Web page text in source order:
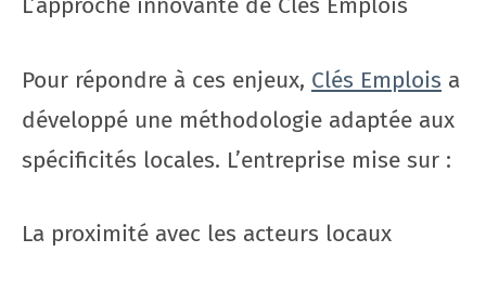
Pour répondre à ces enjeux, Clés Emplois a
développé une méthodologie adaptée aux
spécificités locales. L’entreprise mise sur :
La proximité avec les acteurs locaux